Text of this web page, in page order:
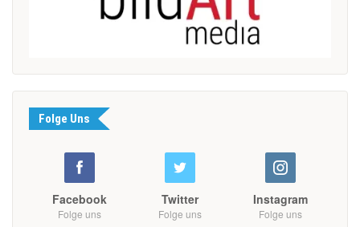
Folge Uns
Facebook
Folge uns
Twitter
Folge uns
Instagram
Folge uns